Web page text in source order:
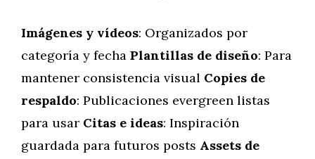
Imágenes y vídeos: Organizados por
categoría y fecha Plantillas de diseño: Para
mantener consistencia visual Copies de
respaldo: Publicaciones evergreen listas
para usar Citas e ideas: Inspiración
guardada para futuros posts Assets de